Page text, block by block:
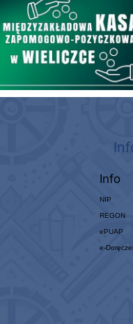
Info
NIP
REGON
ePUAP
e-